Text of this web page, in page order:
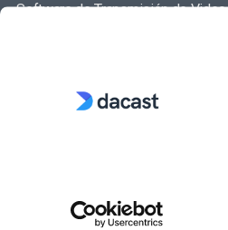
Software de Transmisión de Video